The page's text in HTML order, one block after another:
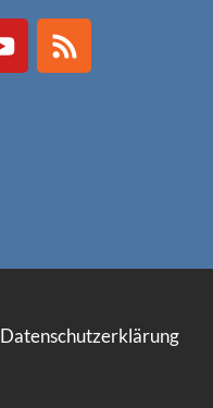
Datenschutzerklärung